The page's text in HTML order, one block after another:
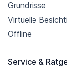
Grundrisse
Virtuelle
Offline
Service &